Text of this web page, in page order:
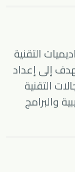
التقنية
إلى إعداد
التقنية
والبرامج